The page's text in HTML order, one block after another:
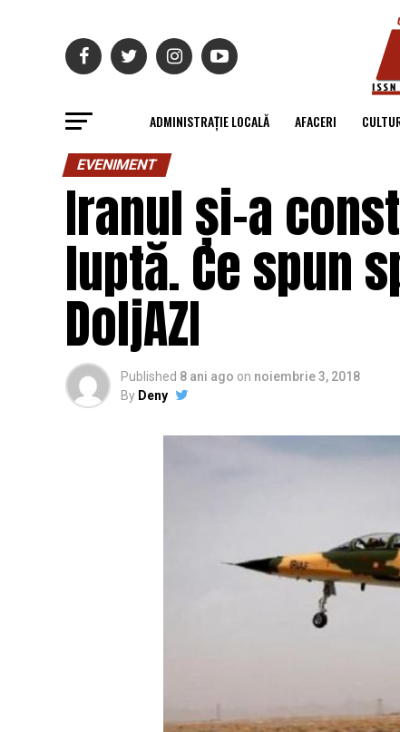
ADMINISTRAȚIE LOCALĂ AFACERI
EVENIMENT
Iranul și-a
luptă. Ce spun
DoljAZI
Published 8 ani ago on noiembrie 3, 2018
By Deny